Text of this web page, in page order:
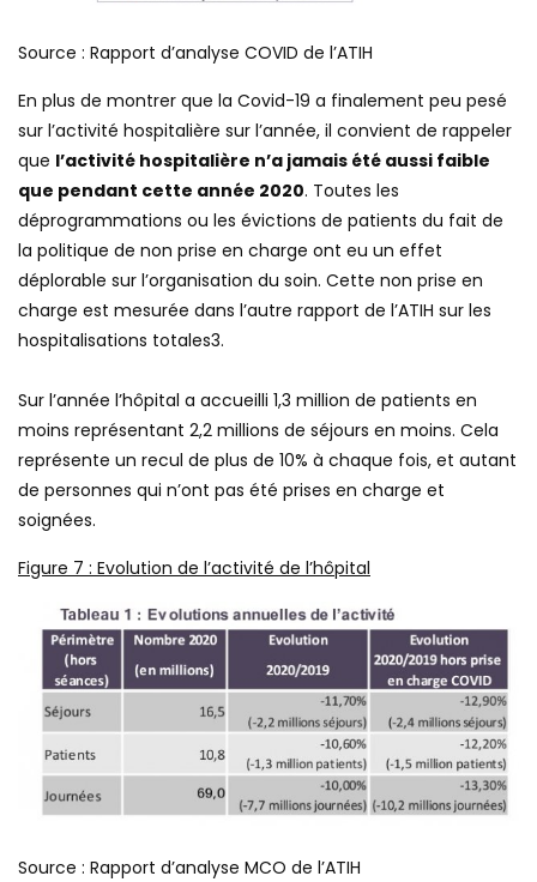
Source : Rapport d’analyse COVID de l’ATIH
En plus de montrer que la Covid-19 a finalement peu pesé
sur l’activité hospitalière sur l’année, il convient de rappeler
que l’activité hospitalière n’a jamais été aussi faible
que pendant cette année 2020. Toutes les
déprogrammations ou les évictions de patients du fait de
la politique de non prise en charge ont eu un effet
déplorable sur l’organisation du soin. Cette non prise en
charge est mesurée dans l’autre rapport de l’ATIH sur les
hospitalisations totales3.
Sur l’année l’hôpital a accueilli 1,3 million de patients en
moins représentant 2,2 millions de séjours en moins. Cela
représente un recul de plus de 10% à chaque fois, et autant
de personnes qui n’ont pas été prises en charge et
soignées.
Figure 7 : Evolution de l’activité de l’hôpital
Source : Rapport d’analyse MCO de l’ATIH